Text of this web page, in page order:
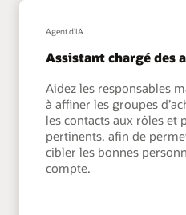
Agent d'IA
Assistant chargé des
Aidez les responsables
à affiner les groupes
les contacts aux rôles et
pertinents, afin de
cibler les bonnes
compte.